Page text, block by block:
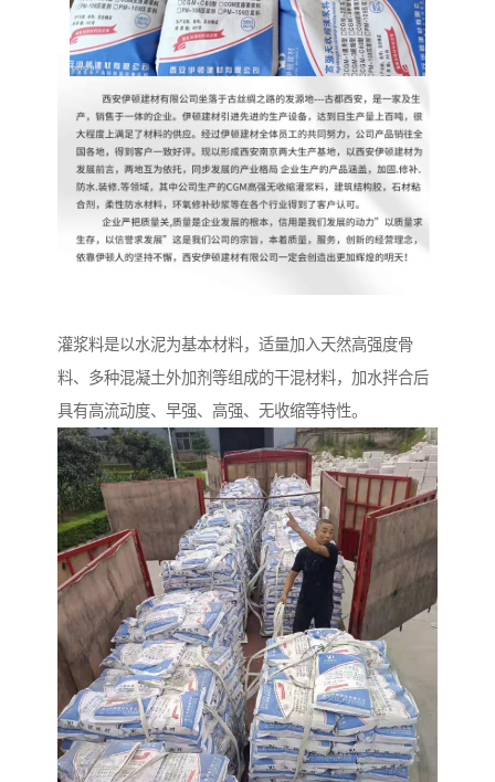
灌浆料是以水泥为基本材料，适量加入天然高强度骨
料、多种混凝土外加剂等组成的干混材料，加水拌合后
具有高流动度、早强、高强、无收缩等特性。